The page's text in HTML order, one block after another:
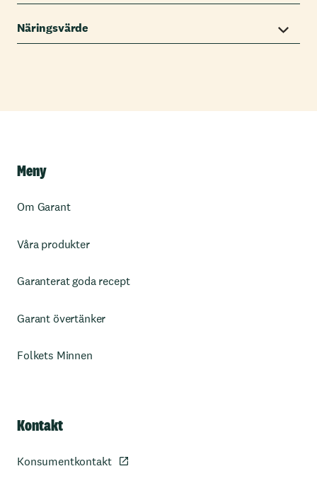
Näringsvärde
Meny
Om Garant
Våra produkter
Garanterat goda recept
Garant övertänker
Folkets Minnen
Kontakt
Konsumentkontakt